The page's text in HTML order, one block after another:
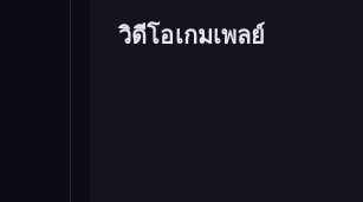
วิดีโอเกมเพลย์